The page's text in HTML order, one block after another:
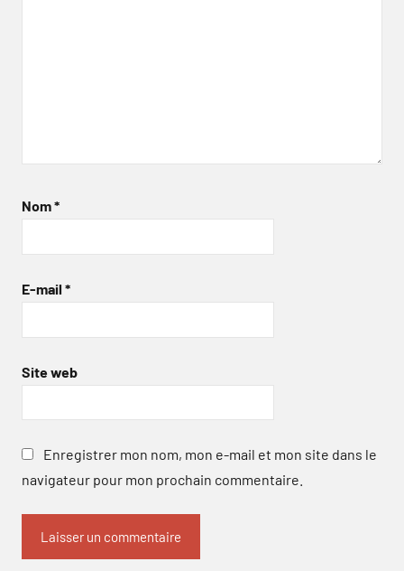
Nom*
E-mail *
Site web
Enregistrer mon nom, mon e-mail et mon site dans le
navigateur pour mon prochain commentaire.